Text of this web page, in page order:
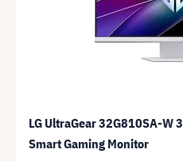
LG UltraGear 32G810SA-W
Smart Gaming Monitor